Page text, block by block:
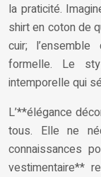
la praticité.
shirt en coton de
cuir;
formelle. Le
intemporelle qui
L’**élégance
tous. Elle ne
connaissances
vestimentaire**